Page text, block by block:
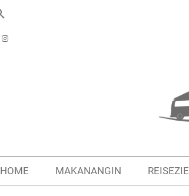
HOME MAKANANGIN